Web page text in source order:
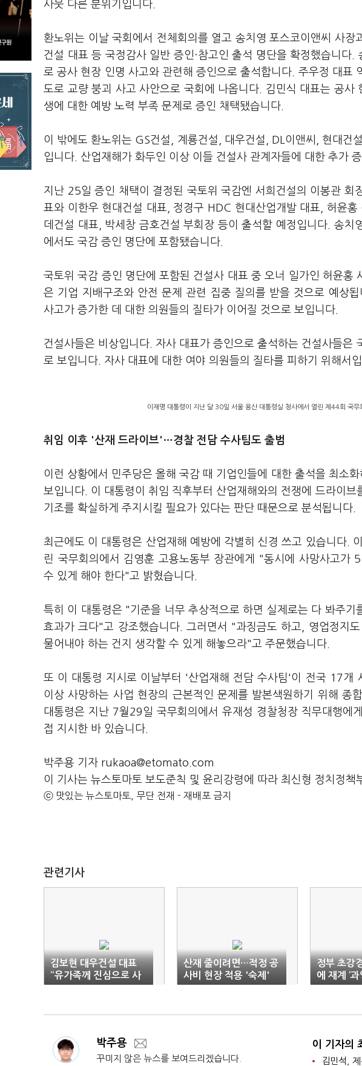
사뭇 다른 분위기입니다.
환노위는 이날 국회에서 전체회의를 열고 송치영 포스코이앤씨 사
건설 대표 등 국정감사 일반 증인·참고인 출석 명단을 확정했습니다
로 공사 현장 인명 사고와 관련해 증인으로 출석합니다. 주우정 대표
도로 교량 붕괴 사고 사안으로 국회에 나옵니다. 김민식 대표는 공사
생에 대한 예방 노력 부족 문제로 증인 채택됐습니다.
이 밖에도 환노위는 GS건설, 계룡건설, 대우건설, DL이앤씨, 현대건
입니다. 산업재해가 화두인 이상 이들 건설사 관계자들에 대한 추가
지난 25일 증인 채택이 결정된 국토위 국감엔 서희건설의 이봉관 회
표와 이한우 현대건설 대표, 정경구 HDC 현대산업개발 대표, 허윤
데건설 대표, 박세창 금호건설 부회장 등이 출석할 예정입니다. 송치
에서도 국감 증인 명단에 포함됐습니다.
국토위 국감 증인 명단에 포함된 건설사 대표 중 오너 일가인 허윤홍
은 기업 지배구조와 안전 문제 관련 집중 질의를 받을 것으로 예상
사고가 증가한 데 대한 의원들의 질타가 이어질 것으로 보입니다.
건설사들은 비상입니다. 자사 대표가 증인으로 출석하는 건설사들은
로 보입니다. 자사 대표에 대한 여야 의원들의 질타를 피하기 위해서입
이재명 대통령이 지난 달 30일 서울 용산 대통령실 청사에서 열린 제44회 국
취임 이후 '산재 드라이브'…경찰 전담 수사팀도 출범
이런 상황에서 민주당은 올해 국감 때 기업인들에 대한 출석을 최소
보입니다. 이 대통령이 취임 직후부터 산업재해와의 전쟁에 드라이
기조를 확실하게 주지시킬 필요가 있다는 판단 때문으로 분석됩니다.
최근에도 이 대통령은 산업재해 예방에 각별히 신경 쓰고 있습니다.
린 국무회의에서 김영훈 고용노동부 장관에게 "동시에 사망사고가
수 있게 해야 한다"고 밝혔습니다.
특히 이 대통령은 "기준을 너무 추상적으로 하면 실제로는 다 봐주
효과가 크다"고 강조했습니다. 그러면서 "과징금도 하고, 영업정지
물어내야 하는 건지 생각할 수 있게 해놓으라"고 주문했습니다.
또 이 대통령 지시로 이날부터 '산업재해 전담 수사팀'이 전국 17개
이상 사망하는 사업 현장의 근본적인 문제를 발본색원하기 위해 종
대통령은 지난 7월29일 국무회의에서 유재성 경찰청장 직무대행에
접 지시한 바 있습니다.
박주용 기자 rukaoa@etomato.com
이 기사는 뉴스토마토 보도준칙 및 윤리강령에 따라 최신형 정치정책
ⓒ 맛있는 뉴스토마토, 무단 전재 - 재배포 금지
관련기사
김보현 대우건설 대표
“유가족께 진심으로 사
죄…전 현장 작업 중지”
산재 줄이려면…적정 공
사비 현장 적용 '숙제'
정부 초강
에 재계 ‘과
박주용
꾸미지 않은 뉴스를 보여드리겠습니다.
이 기자의
김민석,